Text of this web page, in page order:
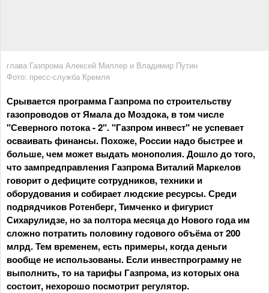
глава Газпрома Алексей Миллер и Владимир Путин
Фото: пресс-служба Кремля
Срывается программа Газпрома по строительству
газопроводов от Ямала до Моздока, в том числе
"Северного потока - 2". "Газпром инвест" не успевает
осваивать финансы. Похоже, России надо быстрее и
больше, чем может выдать монополия. Дошло до того,
что зампредправления Газпрома Виталий Маркелов
говорит о дефиците сотрудников, техники и
оборудования и собирает людские ресурсы. Среди
подрядчиков Ротенберг, Тимченко и фигурист
Сихарулидзе, но за полтора месяца до Нового года им
сложно потратить половину годового объёма от 200
млрд. Тем временем, есть примеры, когда деньги
вообще не использованы. Если инвестпрограмму не
выполнить, то на тарифы Газпрома, из которых она
состоит, нехорошо посмотрит регулятор.